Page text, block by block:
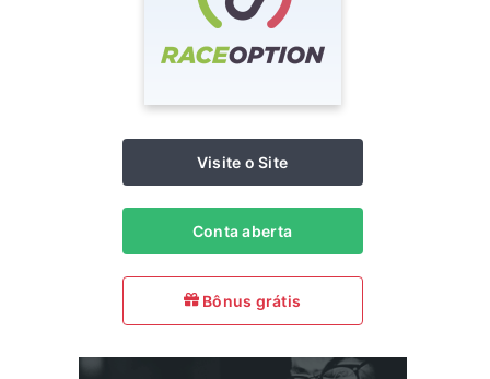
Visite o Site
Conta aberta
Bônus grátis